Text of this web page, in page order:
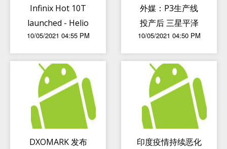
Infinix Hot 10T
launched - Helio
G70, 90Hz
display + more
10/05/2021 04:55 PM
外媒：P3生产线
投产后 三星平泽
芯片工厂就有半数
空间得到利用
10/05/2021 04:50 PM
DXOMARK 发布
印度疫情持续恶化